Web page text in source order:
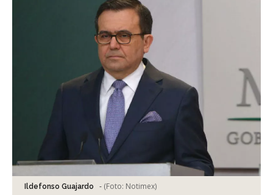
Ildefonso Guajardo - (Foto: Notimex)